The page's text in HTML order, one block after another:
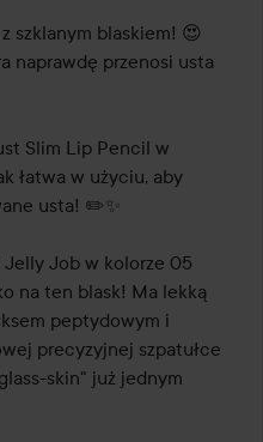
szklanym blaskiem! 😍
naprawdę przenosi usta
Slim Lip Pencil w
łatwa w użyciu, aby
usta! ✏️✨
Jelly Job w kolorze 05
na ten blask! Ma lekką
peptydowym i
precyzyjnej szpatułce
skin" już jednym